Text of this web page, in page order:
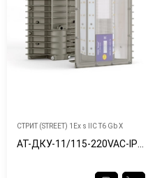
СТРИТ (STREET) 1Ex s IIC T6 Gb X